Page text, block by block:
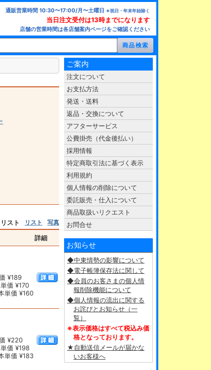
通販営業時間 10:30〜17:00/月〜土曜日 ※祝日・年末年始除く
当日注文受付は13時までになります
店舗の営業時間は各店舗案内ページをご確認ください
スト リスト 写真
詳細
¥189
価 ¥170
単価 ¥160
¥220
単価 ¥198
単価 ¥183
ご案内
注文について
お支払方法
発送・送料
返品・交換について
アフターサービス
公費掛売（代金後払い）
採用情報
特定商取引法に基づく表示
利用規約
個人情報の削除について
委託販売・仕入について
商品取扱いリクエスト
お問合せ
お知らせ
◆中東情勢の影響について
◆電子帳簿保存法に関して
◆会員のお客さまの個人情
報削除機能について
◆個人情報の流出に関する
お詫びとお知らせ（一
覧）
※表示価格はすべて税込み価
格となっております。
★自動送信メールが届かな
いお客様へ